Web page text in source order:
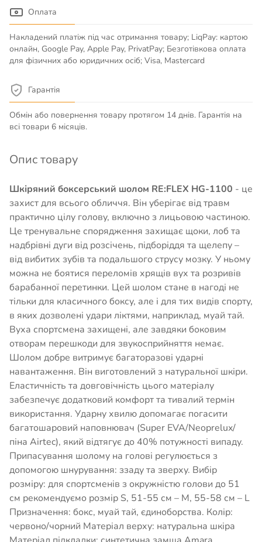
Оплата
Накладений платіж під час отримання товару; LiqPay: картою
онлайн, Google Pay, Apple Pay, PrivatPay; Безготівкова оплата
для фізичних або юридичних осіб; Visa, Mastercard
Гарантія
Обмін або повернення товару протягом 14 днів. Гарантія на
всі товари 6 місяців.
Опис товару
Шкіряний боксерський шолом RE:FLEX HG-1100 - це
захист для всього обличчя. Він уберігає від травм
практично цілу голову, включно з лицьовою частиною.
Це тренувальне спорядження захищає щоки, лоб та
надбрівні дуги від розсічень, підборіддя та щелепу –
від вибитих зубів та подальшого струсу мозку. У ньому
можна не боятися переломів хрящів вух та розривів
барабанної перетинки. Цей шолом стане в нагоді не
тільки для класичного боксу, але і для тих видів спорту,
в яких дозволені удари ліктями, наприклад, муай тай.
Вуха спортсмена захищені, але завдяки боковим
отворам перешкоди для звукосприйняття немає.
Шолом добре витримує багаторазові ударні
навантаження. Він виготовлений з натуральної шкіри.
Еластичність та довговічність цього матеріалу
забезпечує додатковий комфорт та тивалий термін
використання. Ударну хвилю допомагає погасити
багатошаровий наповнювач (Super EVA/Neoprelux/
піна Airtec), який відтягує до 40% потужності випаду.
Припасування шолому на голові регулюється з
допомогою шнурування: ззаду та зверху. Вибір
розміру: для спортсменів з окружністю голови до 51
см рекомендуємо розмір S, 51-55 см – M, 55-58 см – L
Призначення: бокс, муай тай, єдиноборства. Колір:
червоно/чорний Матеріал верху: натуральна шкіра